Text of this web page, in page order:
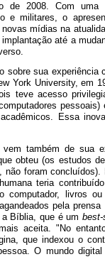
de 2008. Com uma
e militares, o
mídias na
até a
sobre sua
York University, em
teve acesso
Essa
vem tam bém de sua
obteu (os estudos
não foram concluídos).
teria
computador, livros
pela prensa
Bíblia, que é um
aceita. "No
que indexou o
O mundo